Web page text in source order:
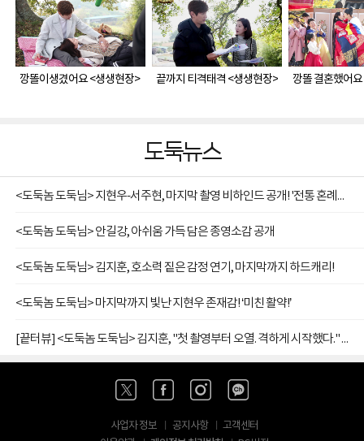
깡똘이생겼어요 <생생현장> 끝까지 티격태격 <생생현장> 깡똘 결혼했어
도둑뉴스
<도둑놈 도둑님> 지현우-서주현, 마지막 촬영 비하인드 공개! '전통 혼례부터 임신까지'
<도둑놈 도둑님> 안길강, 아쉬움 가득 담은 종영소감 공개
<도둑놈 도둑님> 김지훈, 호소력 짙은 감정 연기, 마지막까지 하드캐리!
<도둑놈 도둑님> 마지막까지 빛난 지현우 존재감! ‘미친 활약!’
[끝터뷰] <도둑놈 도둑님> 김지훈, "첫 촬영부터 오열. 격하게 시작했다." 종영소감
사업자 정보 공지사항
고객센터